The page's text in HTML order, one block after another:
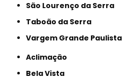
São Lourenço da Serra
Taboão da Serra
Vargem Grande Paulista
Aclimação
Bela Vista